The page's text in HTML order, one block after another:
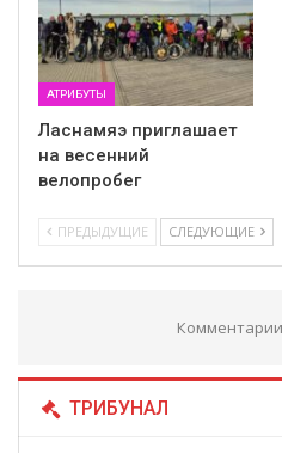
АТРИБУТЫ
Ласнамяэ приглашает
на весенний
велопробег
ПРЕДЫДУЩИЕ СЛЕДУЮЩИЕ
ТРИБУНАЛ